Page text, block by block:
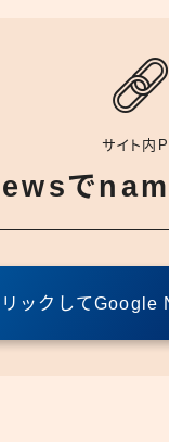
サイト内
で
ックしてGoogle